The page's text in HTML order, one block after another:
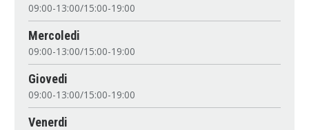
09:00-13:00/15:00-19:00
Mercoledi
09:00-13:00/15:00-19:00
Giovedi
09:00-13:00/15:00-19:00
Venerdi